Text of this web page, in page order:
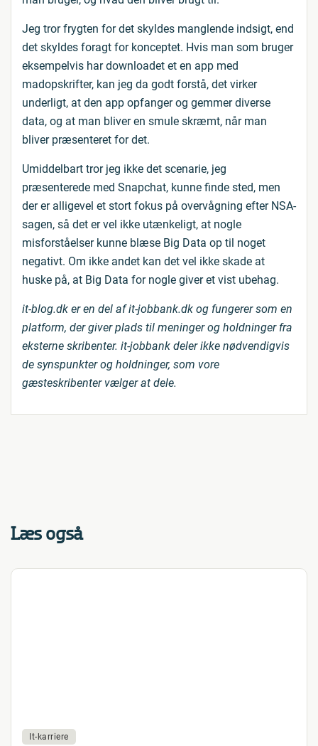
Jeg tror frygten for det skyldes manglende indsigt, end
det skyldes foragt for konceptet. Hvis man som bruger
eksempelvis har downloadet et en app med
madopskrifter, kan jeg da godt forstå, det virker
underligt, at den app opfanger og gemmer diverse
data, og at man bliver en smule skræmt, når man
bliver præsenteret for det.
Umiddelbart tror jeg ikke det scenarie, jeg
præsenterede med Snapchat, kunne finde sted, men
der er alligevel et stort fokus på overvågning efter NSA-
sagen, så det er vel ikke utænkeligt, at nogle
misforståelser kunne blæse Big Data op til noget
negativt. Om ikke andet kan det vel ikke skade at
huske på, at Big Data for nogle giver et vist ubehag.
it-blog.dk er en del af it-jobbank.dk og fungerer som en
platform, der giver plads til meninger og holdninger fra
eksterne skribenter. it-jobbank deler ikke nødvendigvis
de synspunkter og holdninger, som vore
gæsteskribenter vælger at dele.
Læs også
It-karriere